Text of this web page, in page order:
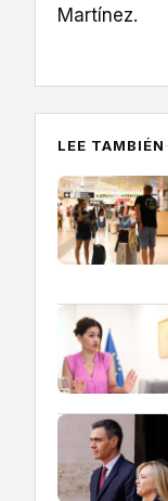
Martínez.
LEE TAMBIÉN